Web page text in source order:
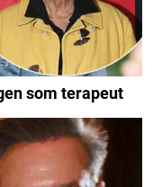
som terapeut